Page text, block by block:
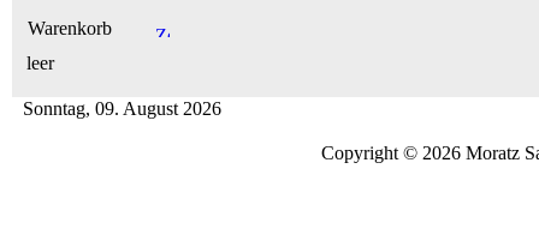
Warenkorb
leer
Sonntag, 09. August 2026
Copyright © 2026 Moratz